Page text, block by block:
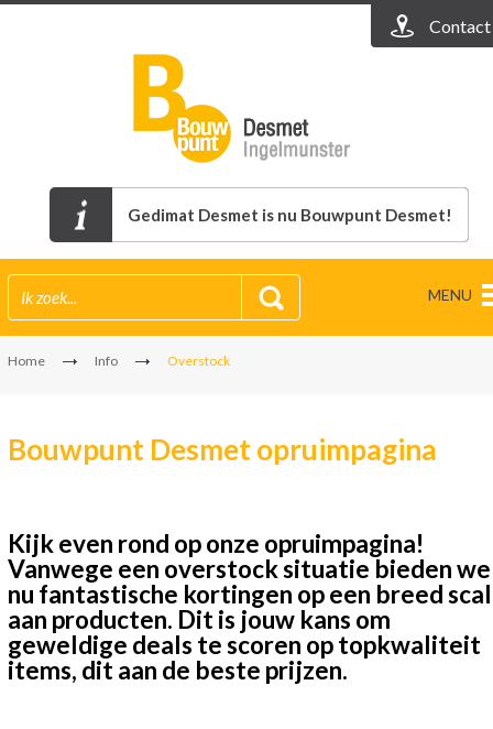
Contact
Gedimat Desmet is nu Bouwpunt Desmet!
MENU
Home Info Overstock
Bouwpunt Desmet opruimpagina
Kijk even rond op onze opruimpagina!
Vanwege een overstock situatie bieden we
nu fantastische kortingen op een breed
aan producten. Dit is jouw kans om
geweldige deals te scoren op topkwaliteit
items, dit aan de beste prijzen.